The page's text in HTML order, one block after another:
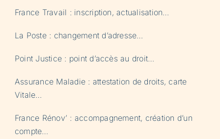
France Travail : inscription, actualisation…
La Poste : changement d’adresse…
Point Justice : point d’accès au droit…
Assurance Maladie : attestation de droits, carte
Vitale…
France Rénov’ : accompagnement, création d’un
compte…